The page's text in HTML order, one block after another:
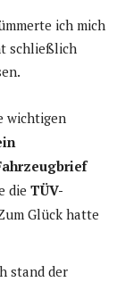
ich mich
schließlich
wichtigen
die TÜV-
Glück hatte
stand der